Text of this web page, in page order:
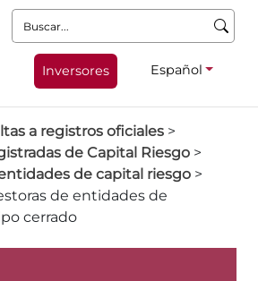
Buscar:
Inversores Español
a registros oficiales >
de Capital Riesgo >
de capital riesgo >
de entidades de
cerrado